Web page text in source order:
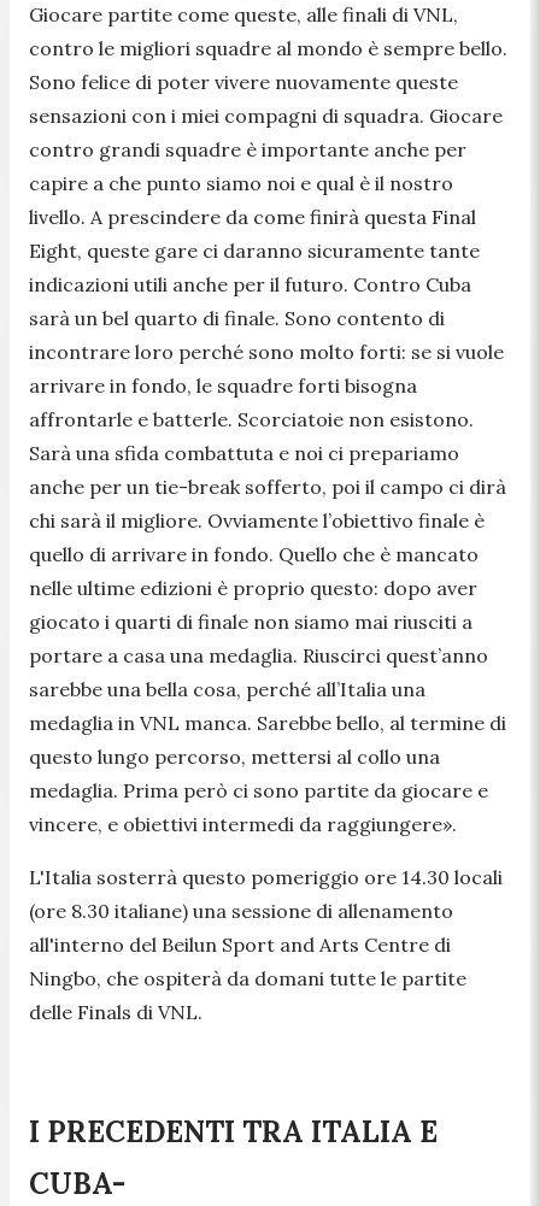
Giocare partite come queste, alle finali di VNL,
contro le migliori squadre al mondo è sempre bello.
Sono felice di poter vivere nuovamente queste
sensazioni con i miei compagni di squadra. Giocare
contro grandi squadre è importante anche per
capire a che punto siamo noi e qual è il nostro
livello. A prescindere da come finirà questa Final
Eight, queste gare ci daranno sicuramente tante
indicazioni utili anche per il futuro. Contro Cuba
sarà un bel quarto di finale. Sono contento di
incontrare loro perché sono molto forti: se si vuole
arrivare in fondo, le squadre forti bisogna
affrontarle e batterle. Scorciatoie non esistono.
Sarà una sfida combattuta e noi ci prepariamo
anche per un tie-break sofferto, poi il campo ci dirà
chi sarà il migliore. Ovviamente l’obiettivo finale è
quello di arrivare in fondo. Quello che è mancato
nelle ultime edizioni è proprio questo: dopo aver
giocato i quarti di finale non siamo mai riusciti a
portare a casa una medaglia. Riuscirci quest’anno
sarebbe una bella cosa, perché all’Italia una
medaglia in VNL manca. Sarebbe bello, al termine di
questo lungo percorso, mettersi al collo una
medaglia. Prima però ci sono partite da giocare e
vincere, e obiettivi intermedi da raggiungere».
L'Italia sosterrà questo pomeriggio ore 14.30 locali
(ore 8.30 italiane) una sessione di allenamento
all'interno del Beilun Sport and Arts Centre di
Ningbo, che ospiterà da domani tutte le partite
delle Finals di VNL.
I PRECEDENTI TRA ITALIA E
CUBA-